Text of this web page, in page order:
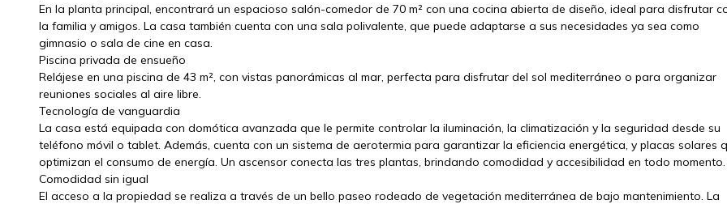
En la planta principal, encontrará un espacioso salón-comedor de 70 m² con una cocina abierta de diseño, ideal para disfrutar
la familia y amigos. La casa también cuenta con una sala polivalente, que puede adaptarse a sus necesidades ya sea como
gimnasio o sala de cine en casa.
Piscina privada de ensueño
Relájese en una piscina de 43 m², con vistas panorámicas al mar, perfecta para disfrutar del sol mediterráneo o para organizar
reuniones sociales al aire libre.
Tecnología de vanguardia
La casa está equipada con domótica avanzada que le permite controlar la iluminación, la climatización y la seguridad desde su
teléfono móvil o tablet. Además, cuenta con un sistema de aerotermia para garantizar la eficiencia energética, y placas solares
optimizan el consumo de energía. Un ascensor conecta las tres plantas, brindando comodidad y accesibilidad en todo momento.
Comodidad sin igual
El acceso a la propiedad se realiza a través de un bello paseo rodeado de vegetación mediterránea de bajo mantenimiento. La